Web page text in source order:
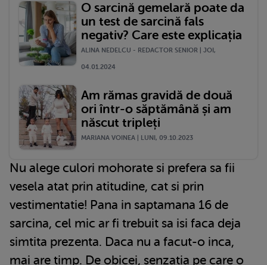
O sarcină gemelară poate da
un test de sarcină fals
negativ? Care este explicația
ALINA NEDELCU - REDACTOR SENIOR | JOI,
04.01.2024
Am rămas gravidă de două
ori într-o săptămână și am
născut tripleți
MARIANA VOINEA | LUNI, 09.10.2023
Nu alege culori mohorate si prefera sa fii
vesela atat prin atitudine, cat si prin
vestimentatie! Pana in saptamana 16 de
sarcina, cel mic ar fi trebuit sa isi faca deja
simtita prezenta. Daca nu a facut-o inca,
mai are timp. De obicei, senzatia pe care o